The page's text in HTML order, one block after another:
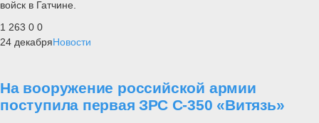
войск в Гатчине.
1 263 0 0
24 декабряНовости
На вооружение российской армии
поступила первая ЗРС С-350 «Витязь»